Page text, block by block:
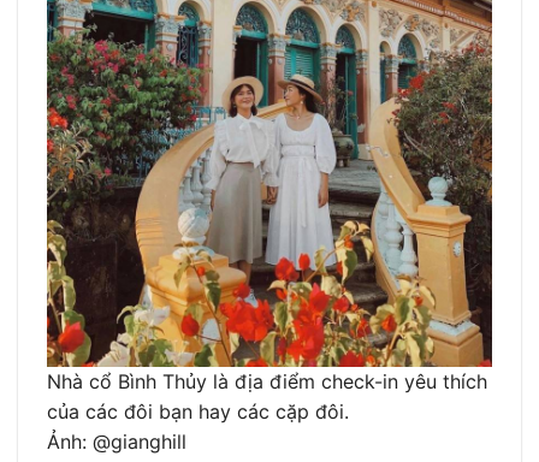
Nhà cổ Bình Thủy là địa điểm check-in yêu thích
của các đôi bạn hay các cặp đôi.
Ảnh: @gianghill